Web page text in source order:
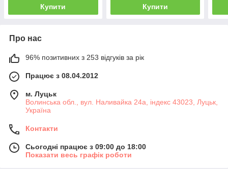
Купити Купити
Про нас
96% позитивних з 253 відгуків за рік
Працює з 08.04.2012
м. Луцьк
Волинська обл., вул. Наливайка 24а, індекс 43023, Луцьк,
Україна
Контакти
Сьогодні працює з 09:00 до 18:00
Показати весь графік роботи